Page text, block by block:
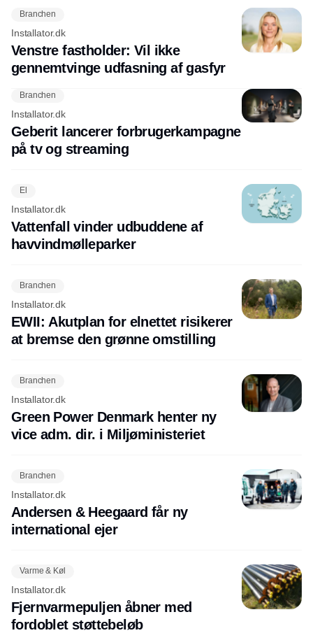
Branchen
Installator.dk
Venstre fastholder: Vil ikke
gennemtvinge udfasning af gasfyr
Branchen
Installator.dk
Geberit lancerer forbrugerkampagne
på tv og streaming
El
Installator.dk
Vattenfall vinder udbuddene af
havvindmølleparker
Branchen
Installator.dk
EWII: Akutplan for elnettet risikerer
at bremse den grønne omstilling
Branchen
Installator.dk
Green Power Denmark henter ny
vice adm. dir. i Miljøministeriet
Branchen
Installator.dk
Andersen & Heegaard får ny
international ejer
Varme & Køl
Installator.dk
Fjernvarmepuljen åbner med
fordoblet støttebeløb